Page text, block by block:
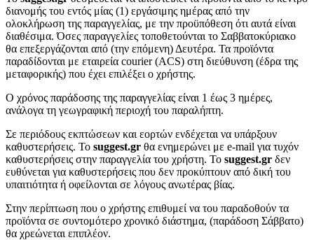
διανομής του εντός μίας (1) εργάσιμης ημέρας από την
ολοκλήρωση της παραγγελίας, με την προϋπόθεση ότι αυτά είναι
διαθέσιμα. Όσες παραγγελίες τοποθετούνται το Σαββατοκύριακο
θα επεξεργάζονται από (την επόμενη) Δευτέρα. Τα προϊόντα
παραδίδονται με εταιρεία courier (ACS) στη διεύθυνση (έδρα της
μεταφορικής) που έχει επιλέξει ο χρήστης.
Ο χρόνος παράδοσης της παραγγελίας είναι 1 έως 3 ημέρες,
ανάλογα τη γεωγραφική περιοχή του παραλήπτη.
Σε περιόδους εκπτώσεων και εορτών ενδέχεται να υπάρξουν
καθυστερήσεις. Το suggest.gr θα ενημερώνει με e-mail για τυχόν
καθυστερήσεις στην παραγγελία του χρήστη. Το suggest.gr δεν
ευθύνεται για καθυστερήσεις που δεν προκύπτουν από δική του
υπαιτιότητα ή οφείλονται σε λόγους ανωτέρας βίας.
Στην περίπτωση που ο χρήστης επιθυμεί να του παραδοθούν τα
προϊόντα σε συντομότερο χρονικό διάστημα, (παράδοση Σάββατο)
θα χρεώνεται επιπλέον.